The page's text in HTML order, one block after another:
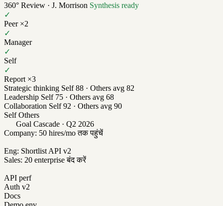
360° Review · J. Morrison Synthesis ready
✓
Peer ×2
✓
Manager
✓
Self
✓
Report ×3
Strategic thinking Self 88 · Others avg 82
Leadership Self 75 · Others avg 68
Collaboration Self 92 · Others avg 90
Self Others
Goal Cascade · Q2 2026
Company: 50 hires/mo तक पहुंचें
Eng: Shortlist API v2
Sales: 20 enterprise बंद करें
API perf
Auth v2
Docs